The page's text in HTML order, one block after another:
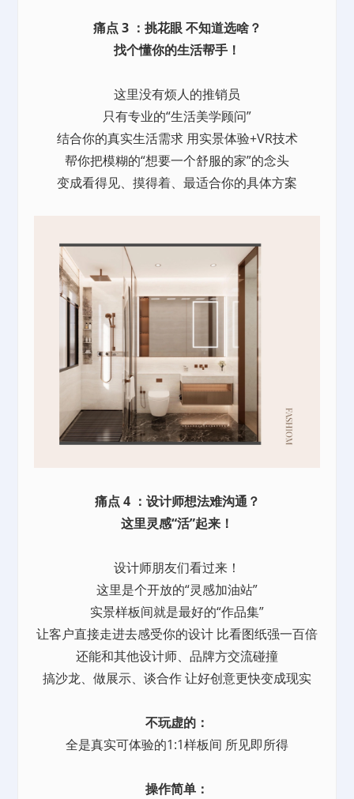
痛点 3 ：挑花眼 不知道选啥？
找个懂你的生活帮手！
这里没有烦人的推销员
只有专业的“生活美学顾问”
结合你的真实生活需求 用实景体验+VR技术
帮你把模糊的“想要一个舒服的家”的念头
变成看得见、摸得着、最适合你的具体方案
痛点 4 ：设计师想法难沟通？
这里灵感“活”起来！
设计师朋友们看过来！
这里是个开放的“灵感加油站”
实景样板间就是最好的“作品集”
让客户直接走进去感受你的设计 比看图纸强一百倍
还能和其他设计师、品牌方交流碰撞
搞沙龙、做展示、谈合作 让好创意更快变成现实
不玩虚的：
全是真实可体验的1:1样板间 所见即所得
操作简单：